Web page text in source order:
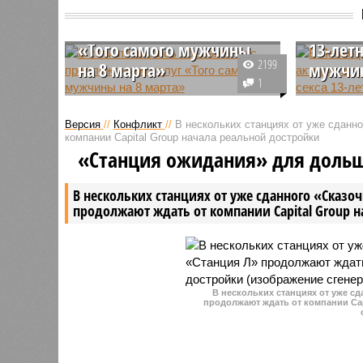
объявления с
«Того самого мужчины
на 8 марта»
В преддверии Международного
предлагать в сети
нестандартную услугу: мужчины
предлагают провести с ними
заранее приобретенный
заказчицами подарок и не
2199
1
ЛГБТ-
в
13-
В Мурино
летней
плату за
услуг.
Версия // Конфликт // В нескольких станциях от уже
компании Capital Group начала реальной достройки
В нескольких станциях от уже сданного
продолжают ждать от компании Capital Group
«Станция ожидания» для
В нескольких станциях от уже
продолжают ждать от компании